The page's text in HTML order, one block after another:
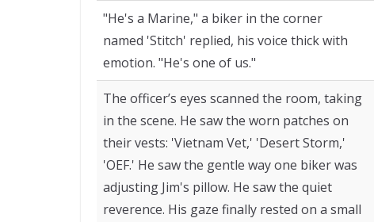
"He's a Marine," a biker in the corner
named 'Stitch' replied, his voice thick with
emotion. "He's one of us."
The officer’s eyes scanned the room, taking
in the scene. He saw the worn patches on
their vests: 'Vietnam Vet,' 'Desert Storm,'
'OEF.' He saw the gentle way one biker was
adjusting Jim's pillow. He saw the quiet
reverence. His gaze finally rested on a small